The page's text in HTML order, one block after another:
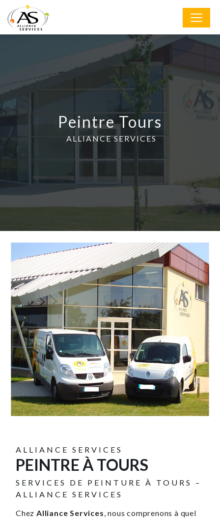
Peintre Tours
ALLIANCE SERVICES
ALLIANCE SERVICES
PEINTRE À TOURS
SERVICES DE PEINTURE À TOURS –
ALLIANCE SERVICES
Chez Alliance Services, nous comprenons à quel
Panneau de gestion des cookies